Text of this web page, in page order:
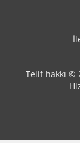
Telif hakkı ©